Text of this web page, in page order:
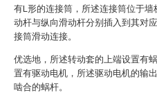
有L形的连接筒，所述连接筒位于
动杆与纵向滑动杆分别插入到其对
接筒滑动连接。
优选地，所述转动套的上端设置有
置有驱动电机，所述驱动电机的输
啮合的蜗杆。